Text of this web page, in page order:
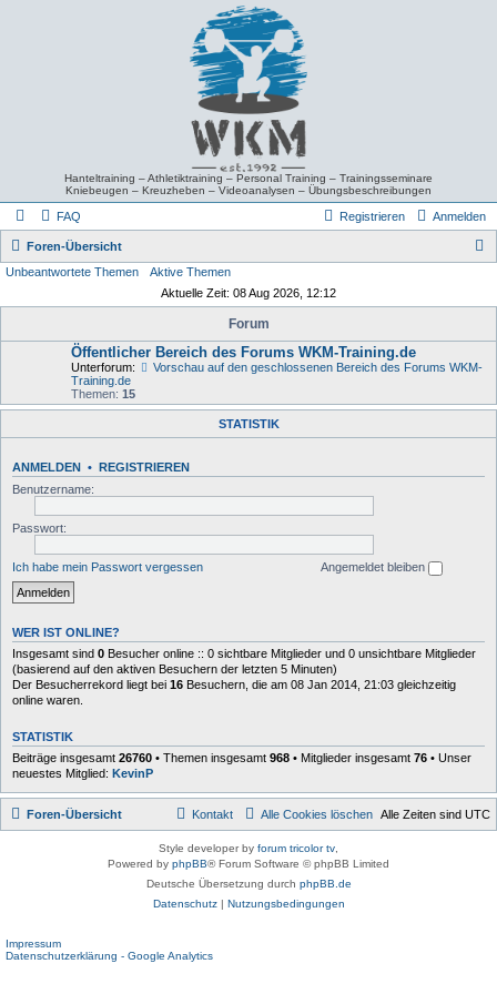
Hanteltraining – Athletiktraining – Personal Training – Trainingsseminare
Kniebeugen – Kreuzheben – Videoanalysen – Übungsbeschreibungen
FAQ Anmelden
Registrieren
Foren-Übersicht
Unbeantwortete Themen
Aktive Themen
Aktuelle Zeit: 08 Aug 2026, 12:12
Forum
Öffentlicher Bereich des Forums WKM-Training.de
Unterforum:
Vorschau auf den geschlossenen Bereich des Forums WKM-
Training.de
Themen: 15
STATISTIK
ANMELDEN • REGISTRIEREN
Benutzername:
Passwort:
Ich habe mein Passwort vergessen Angemeldet bleiben
WER IST ONLINE?
Insgesamt sind 0 Besucher online :: 0 sichtbare Mitglieder und 0 unsichtbare Mitglieder
(basierend auf den aktiven Besuchern der letzten 5 Minuten)
Der Besucherrekord liegt bei 16 Besuchern, die am 08 Jan 2014, 21:03 gleichzeitig
online waren.
STATISTIK
Beiträge insgesamt 26760 • Themen insgesamt 968 • Mitglieder insgesamt 76 • Unser
neuestes Mitglied: KevinP
Foren-Übersicht Alle Zeiten sind UTC
Alle Cookies löschen
Kontakt
Style developer by forum tricolor tv
Powered by phpBB® Forum Software © phpBB Limited
Deutsche Übersetzung durch phpBB.de
Datenschutz| Nutzungsbedingungen
Impressum
Datenschutzerklärung - Google Analytics